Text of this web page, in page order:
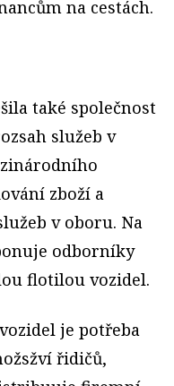
na cestách.
také společnost
služeb v
zboží a
v oboru. Na
odborníky
flotilou vozidel.
je potřeba
řidičů,